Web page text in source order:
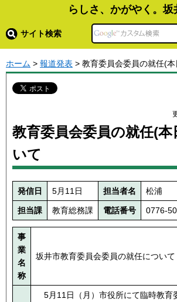
らしさ、かがやく。坂
サイト検索
ホーム > 報道発表 > 教育委員会委員の就任(
教育委員会委員の就任(本
いて
発信日 5月11日 担当者名 松浦
担当課 教育総務課 電話番号 0776-
事
業
名
称
坂井市教育委員会委員の就任について
5月11日（月）市役所にて臨時教育